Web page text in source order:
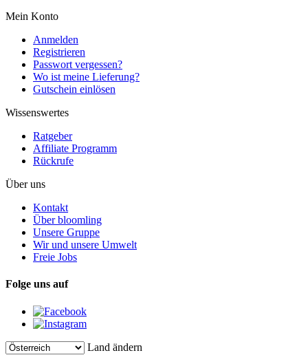
Mein Konto
Anmelden
Registrieren
Passwort vergessen?
Wo ist meine Lieferung?
Gutschein einlösen
Wissenswertes
Ratgeber
Affiliate Programm
Rückrufe
Über uns
Kontakt
Über bloomling
Unsere Gruppe
Wir und unsere Umwelt
Freie Jobs
Folge uns auf
Land ändern